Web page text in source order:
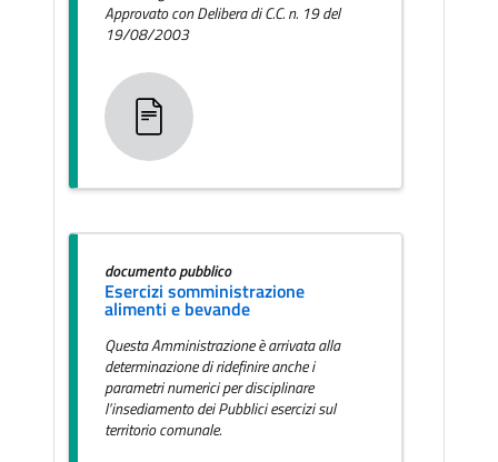
Approvato con Delibera di C.C. n. 19 del
19/08/2003
documento pubblico
Esercizi somministrazione
alimenti e bevande
Questa Amministrazione è arrivata alla
determinazione di ridefinire anche i
parametri numerici per disciplinare
l’insediamento dei Pubblici esercizi sul
territorio comunale.